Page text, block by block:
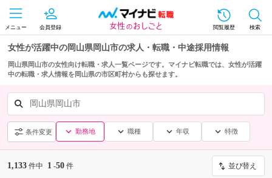
メニュー 会員登録 閲覧履歴 検索
女性が活躍中の岡山県岡山市の求人・転職・中途採用情報
岡山県岡山市の女性向け転職・求人一覧ページです。マイナビ転職では、女性が活躍
中の転職・求人情報を岡山県の市区町村からも探せます。
岡山県岡山市
条件変更 勤務地 職種 年収 特徴
1,133 件中 1 -50 件 並び替え